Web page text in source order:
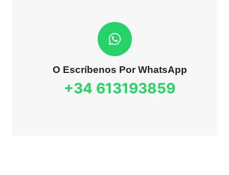
O Escríbenos Por WhatsApp
+34 613193859